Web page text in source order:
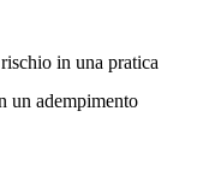
in una pratica
un adempimento